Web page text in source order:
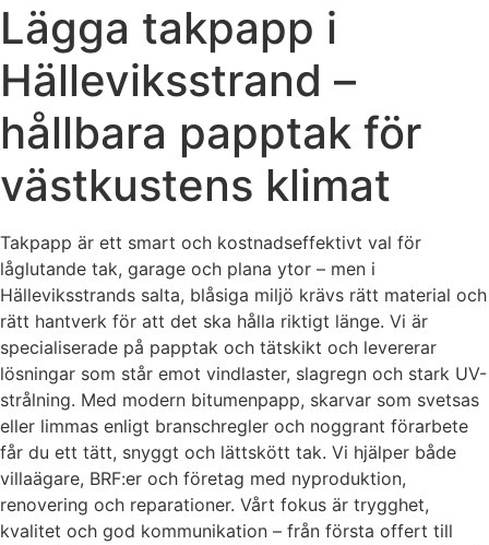
Lägga takpapp i
Hälleviksstrand –
hållbara papptak för
västkustens klimat
Takpapp är ett smart och kostnadseffektivt val för
låglutande tak, garage och plana ytor – men i
Hälleviksstrands salta, blåsiga miljö krävs rätt material och
rätt hantverk för att det ska hålla riktigt länge. Vi är
specialiserade på papptak och tätskikt och levererar
lösningar som står emot vindlaster, slagregn och stark UV-
strålning. Med modern bitumenpapp, skarvar som svetsas
eller limmas enligt branschregler och noggrant förarbete
får du ett tätt, snyggt och lättskött tak. Vi hjälper både
villaägare, BRF:er och företag med nyproduktion,
renovering och reparationer. Vårt fokus är trygghet,
kvalitet och god kommunikation – från första offert till